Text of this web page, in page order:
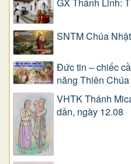
SNTM Chúa
Đức tin – chiếc
năng Thiên Chúa
VHTK Thánh
dân, ngày 12.08